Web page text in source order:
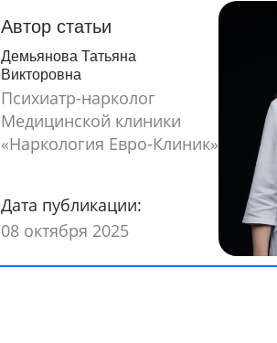
Автор статьи
Демьянова Татьяна
Викторовна
Психиатр-нарколог
Медицинской клиники
«Наркология Евро-Клиник»
Дата публикации:
08 октября 2025